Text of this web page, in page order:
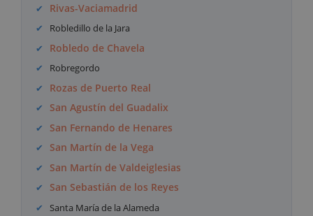
Rivas-Vaciamadrid
Robledillo de la Jara
Robledo de Chavela
Robregordo
Rozas de Puerto Real
San Agustín del Guadalix
San Fernando de Henares
San Martín de la Vega
San Martín de Valdeiglesias
San Sebastián de los Reyes
Santa María de la Alameda